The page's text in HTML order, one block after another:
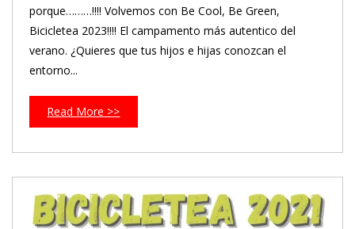
porque………!!!! Volvemos con Be Cool, Be Green,
Bicicletea 2023!!!! El campamento más autentico del
verano. ¿Quieres que tus hijos e hijas conozcan el
entorno...
Read More >>